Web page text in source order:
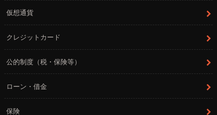
仮想通貨
クレジットカード
公的制度（税・保険等）
ローン・借金
保険